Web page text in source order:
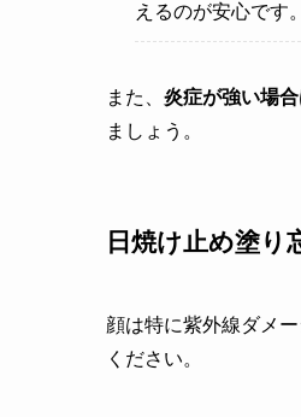
えるのが安心です。
また、 炎症が強い場
ましょう。
日焼け止め塗り
顔は特に紫外線ダメ
ください。